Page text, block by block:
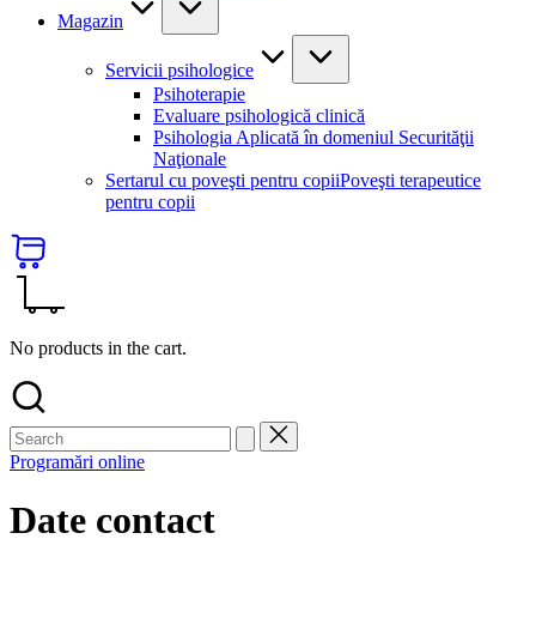
Magazin
Servicii psihologice
Psihoterapie
Evaluare psihologică clinică
Psihologia Aplicată în domeniul Securităţii
Naţionale
Sertarul cu poveşti pentru copiiPoveşti terapeutice
pentru copii
No products in the cart.
Programări online
Date contact